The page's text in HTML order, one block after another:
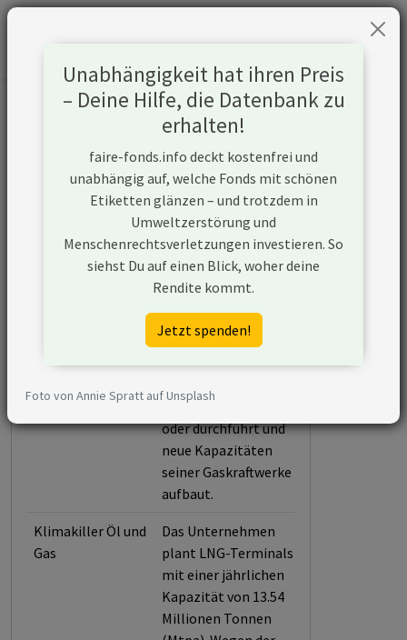
Informationen zum Unternehmen
KKR & Co Inc
https://www.kkr.com
Konflikte
KKR & Co Inc ist ein
Unternehmen aus den
USA, das den Ausbau
von
für Öl und Gas plant
oder durchführt und
neue Kapazitäten
seiner Gaskraftwerke
aufbaut.
Klimakiller Öl und
Gas
Das Unternehmen
plant LNG-Terminals
mit einer jährlichen
Kapazität von 13.54
Millionen Tonnen
Unabhängigkeit hat ihren Preis
– Deine Hilfe, die Datenbank zu
erhalten!
faire-fonds.info deckt kostenfrei und
unabhängig auf, welche Fonds mit schönen
Etiketten glänzen – und trotzdem in
Umweltzerstörung und
Menschenrechtsverletzungen investieren. So
siehst Du auf einen Blick, woher deine
Rendite kommt.
Jetzt spenden!
Foto von Annie Spratt auf Unsplash